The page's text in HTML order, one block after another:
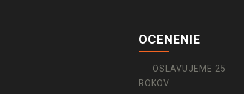
OCENENIE
OSLAVUJEME 25
ROKOV